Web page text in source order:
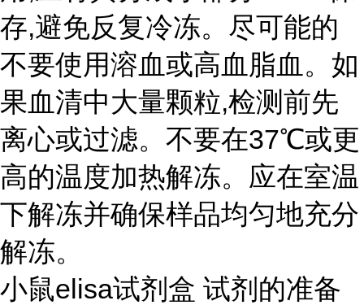
存,避免反复冷冻。尽可能的
不要使用溶血或高血脂血。如
果血清中大量颗粒,检测前先
离心或过滤。不要在37℃或更
高的温度加热解冻。应在室温
下解冻并确保样品均匀地充分
解冻。
小鼠elisa试剂盒 试剂的准备